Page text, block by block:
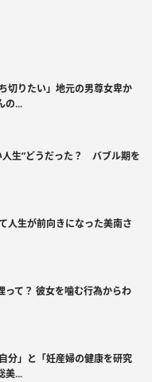
切りたい」地元の男尊女卑か
の...
人生”どうだった？ バブル期を
人生が前向きになった美南さ
って？ 彼女を噛む行為からわ
分」と「妊産婦の健康を研究
美...